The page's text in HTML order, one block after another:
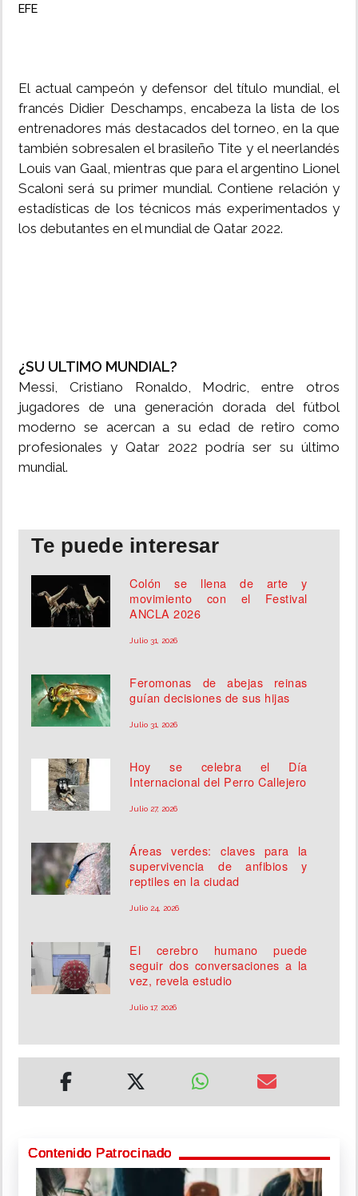
EFE
El actual campeón y defensor del título mundial, el
francés Didier Deschamps, encabeza la lista de los
entrenadores más destacados del torneo, en la que
también sobresalen el brasileño Tite y el neerlandés
Louis van Gaal, mientras que para el argentino Lionel
Scaloni será su primer mundial. Contiene relación y
estadísticas de los técnicos más experimentados y
los debutantes en el mundial de Qatar 2022.
¿SU ULTIMO MUNDIAL?
Messi, Cristiano Ronaldo, Modric, entre otros
jugadores de una generación dorada del fútbol
moderno se acercan a su edad de retiro como
profesionales y Qatar 2022 podría ser su último
mundial.
Te puede interesar
Colón se llena de arte y
movimiento con el Festival
ANCLA 2026
Julio 31, 2026
Feromonas de abejas reinas
guían decisiones de sus hijas
Julio 31, 2026
Hoy se celebra el Día
Internacional del Perro Callejero
Julio 27, 2026
Áreas verdes: claves para la
supervivencia de anfibios y
reptiles en la ciudad
Julio 24, 2026
El cerebro humano puede
seguir dos conversaciones a la
vez, revela estudio
Julio 17, 2026
Contenido Patrocinado